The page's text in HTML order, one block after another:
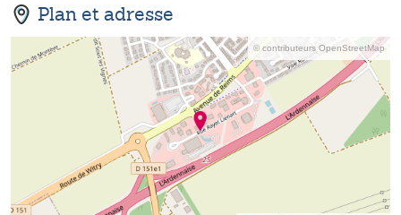
Plan et adresse
© contributeurs OpenStreetMap